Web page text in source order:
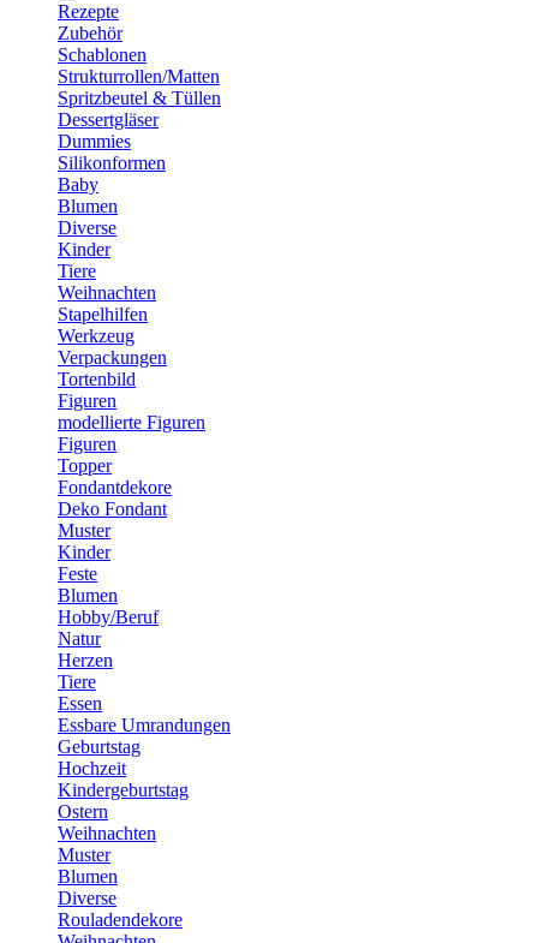
Rezepte
Zubehör
Schablonen
Strukturrollen/Matten
Spritzbeutel & Tüllen
Dessertgläser
Dummies
Silikonformen
Baby
Blumen
Diverse
Kinder
Tiere
Weihnachten
Stapelhilfen
Werkzeug
Verpackungen
Tortenbild
Figuren
modellierte Figuren
Figuren
Topper
Fondantdekore
Deko Fondant
Muster
Kinder
Feste
Blumen
Hobby/Beruf
Natur
Herzen
Tiere
Essen
Essbare Umrandungen
Geburtstag
Hochzeit
Kindergeburtstag
Ostern
Weihnachten
Muster
Blumen
Diverse
Rouladendekore